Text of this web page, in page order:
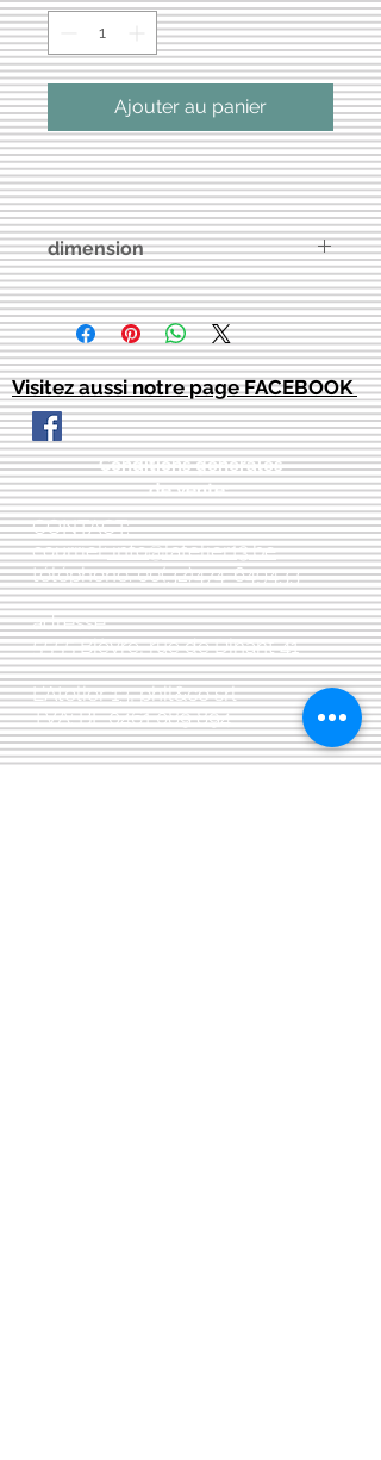
Ajouter au panier
dimension
61 cm x 89 cm au total, sauf si
spécifié autrement
Visitez aussi notre page FACEBOOK
Conditions générales
de vente::
CONTACT:
courriel:info@latelier13.be
téléphone:00(32)474-649433
adresse:
5555 Bièvre, rue de Dinant 41
L'Atelier 13, phil&co srl
TVA: BE0461 089 894